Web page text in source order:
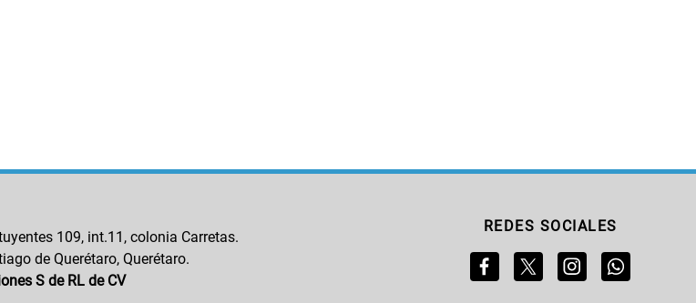
109, int.11, colonia Carretas.
de Querétaro, Querétaro.
S de RL de CV
REDES SOCIALES